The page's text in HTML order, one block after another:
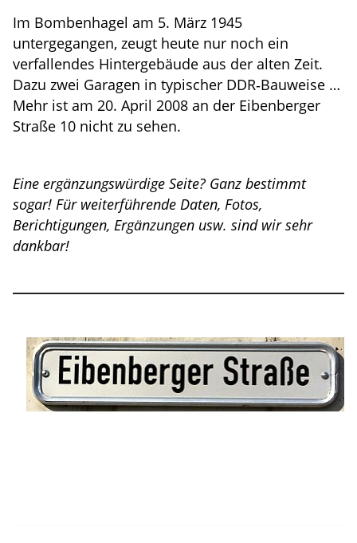
Im Bombenhagel am 5. März 1945
untergegangen, zeugt heute nur noch ein
verfallendes Hintergebäude aus der alten Zeit.
Dazu zwei Garagen in typischer DDR‑Bauweise …
Mehr ist am 20. April 2008 an der Eibenberger
Straße 10 nicht zu sehen.
Eine ergänzungswürdige Seite? Ganz bestimmt
sogar! Für weiterführende Daten, Fotos,
Berichtigungen, Ergänzungen usw. sind wir sehr
dankbar!